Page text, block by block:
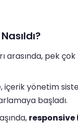
arasında, pek
içerik yönetim
başladı.
responsive